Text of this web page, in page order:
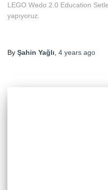
LEGO Wedo 2.0 Education
yapıyoruz.
By Şahin Yağlı 4 years ago